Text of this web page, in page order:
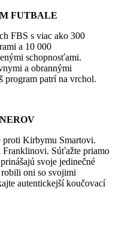
FUTBALE
FBS s viac ako 300
a 10 000
schopnosťami.
a obrannými
program patrí na vrchol.
proti Kirbymu Smartovi.
Franklinovi. Súťažte priamo
svoje jedinečné
oni so svojimi
autentickejší koučovací